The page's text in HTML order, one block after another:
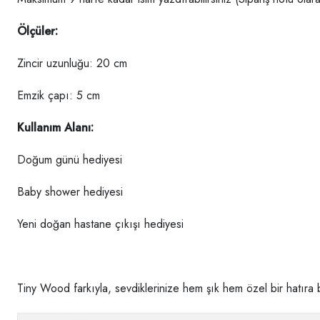
Ölçüler:
Zincir uzunluğu: 20 cm
Emzik çapı: 5 cm
Kullanım Alanı:
Doğum günü hediyesi
Baby shower hediyesi
Yeni doğan hastane çıkışı hediyesi
Tiny Wood farkıyla, sevdiklerinize hem şık hem özel bir hatıra